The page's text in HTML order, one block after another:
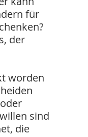
für
der
worden
sind
die